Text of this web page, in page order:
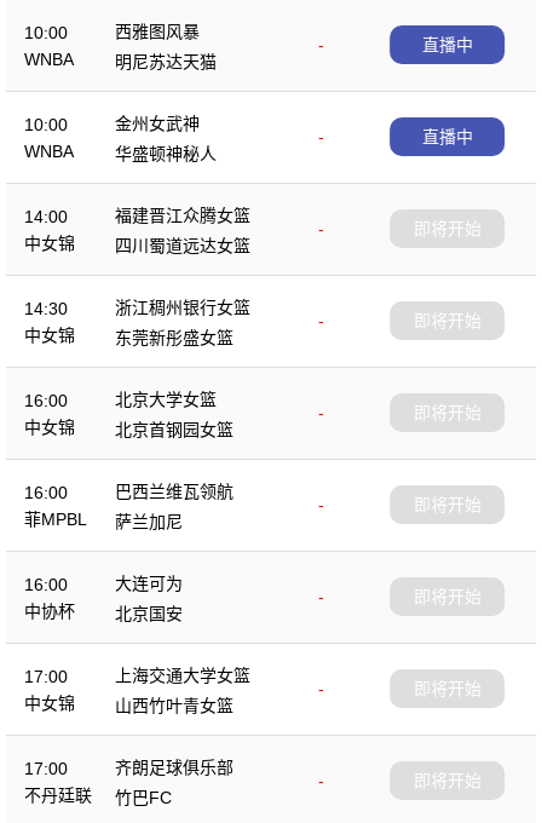
10:00
WNBA
西雅图风暴
-
明尼苏达天猫
直播中
10:00
WNBA
金州女武神
-
华盛顿神秘人
直播中
14:00
中女锦
福建晋江众腾女篮
-
四川蜀道远达女篮
即将开始
14:30
中女锦
浙江稠州银行女篮
-
东莞新彤盛女篮
即将开始
16:00
中女锦
北京大学女篮
-
北京首钢园女篮
即将开始
16:00
菲MPBL
巴西兰维瓦领航
-
萨兰加尼
即将开始
16:00
中协杯
大连可为
-
北京国安
即将开始
17:00
中女锦
上海交通大学女篮
-
山西竹叶青女篮
即将开始
17:00
不丹廷联
齐朗足球俱乐部
-
竹巴FC
即将开始